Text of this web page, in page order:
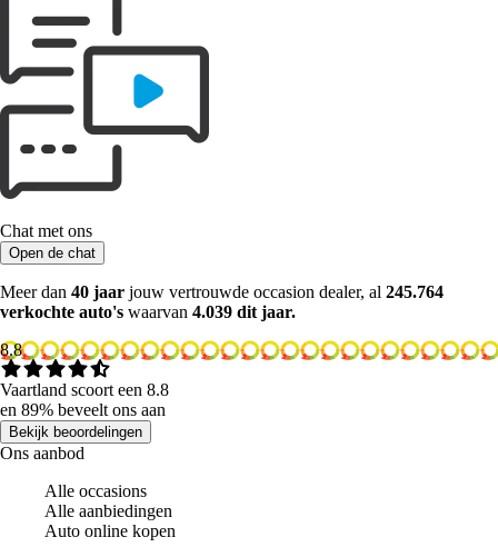
Chat met ons
Open de chat
Meer dan 40 jaar jouw vertrouwde occasion dealer, al 245.764
verkochte auto's waarvan 4.039 dit jaar.
8.8
Vaartland scoort een 8.8
en 89% beveelt ons aan
Bekijk beoordelingen
Ons aanbod
Alle occasions
Alle aanbiedingen
Auto online kopen